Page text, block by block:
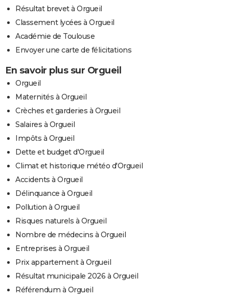
Résultat brevet à Orgueil
Classement lycées à Orgueil
Académie de Toulouse
Envoyer une carte de félicitations
En savoir plus sur Orgueil
Orgueil
Maternités à Orgueil
Crèches et garderies à Orgueil
Salaires à Orgueil
Impôts à Orgueil
Dette et budget d'Orgueil
Climat et historique météo d'Orgueil
Accidents à Orgueil
Délinquance à Orgueil
Pollution à Orgueil
Risques naturels à Orgueil
Nombre de médecins à Orgueil
Entreprises à Orgueil
Prix appartement à Orgueil
Résultat municipale 2026 à Orgueil
Référendum à Orgueil